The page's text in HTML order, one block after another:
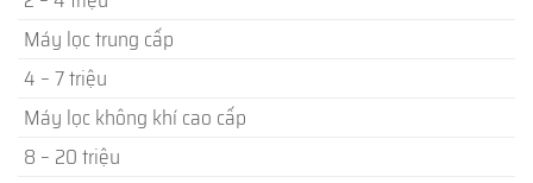
Máy lọc trung cấp
4 – 7 triệu
Máy lọc không khí cao cấp
8 – 20 triệu